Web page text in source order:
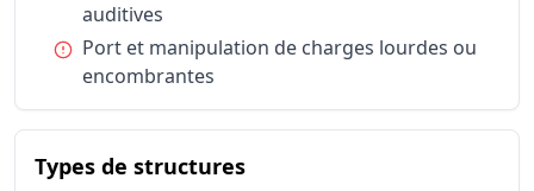
auditives
Condition :
Port et manipulation de charges lourdes ou
encombrantes
Types de structuresdu métier Responsable